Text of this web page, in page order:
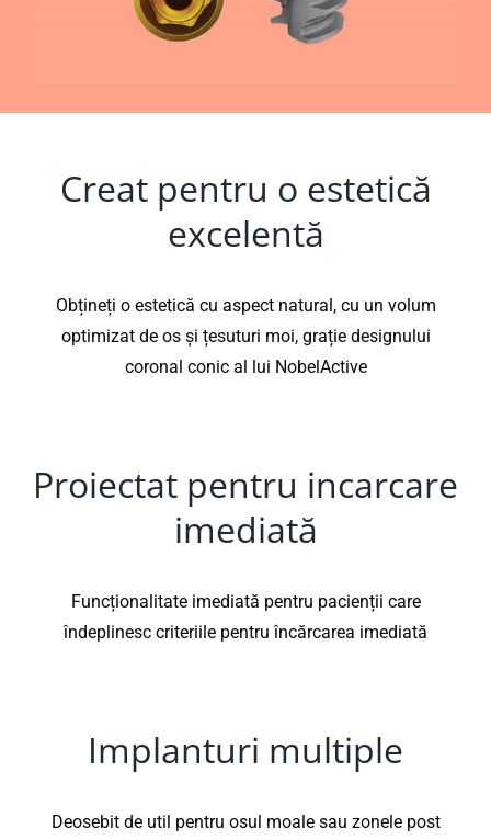
Creat pentru o estetică
excelentă
Obțineți o estetică cu aspect natural, cu un volum
optimizat de os și țesuturi moi, grație designului
coronal conic al lui NobelActive
Proiectat pentru incarcare
imediată
Funcționalitate imediată pentru pacienții care
îndeplinesc criteriile pentru încărcarea imediată
Implanturi multiple
Deosebit de util pentru osul moale sau zonele post